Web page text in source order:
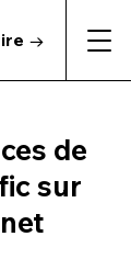
→
de
sur